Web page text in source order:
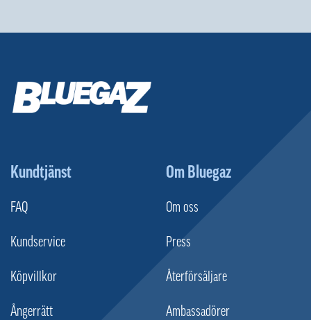
Kundtjänst
FAQ
Kundservice
Köpvillkor
Ångerrätt
Om Bluegaz
Om oss
Press
Återförsäljare
Ambassadörer